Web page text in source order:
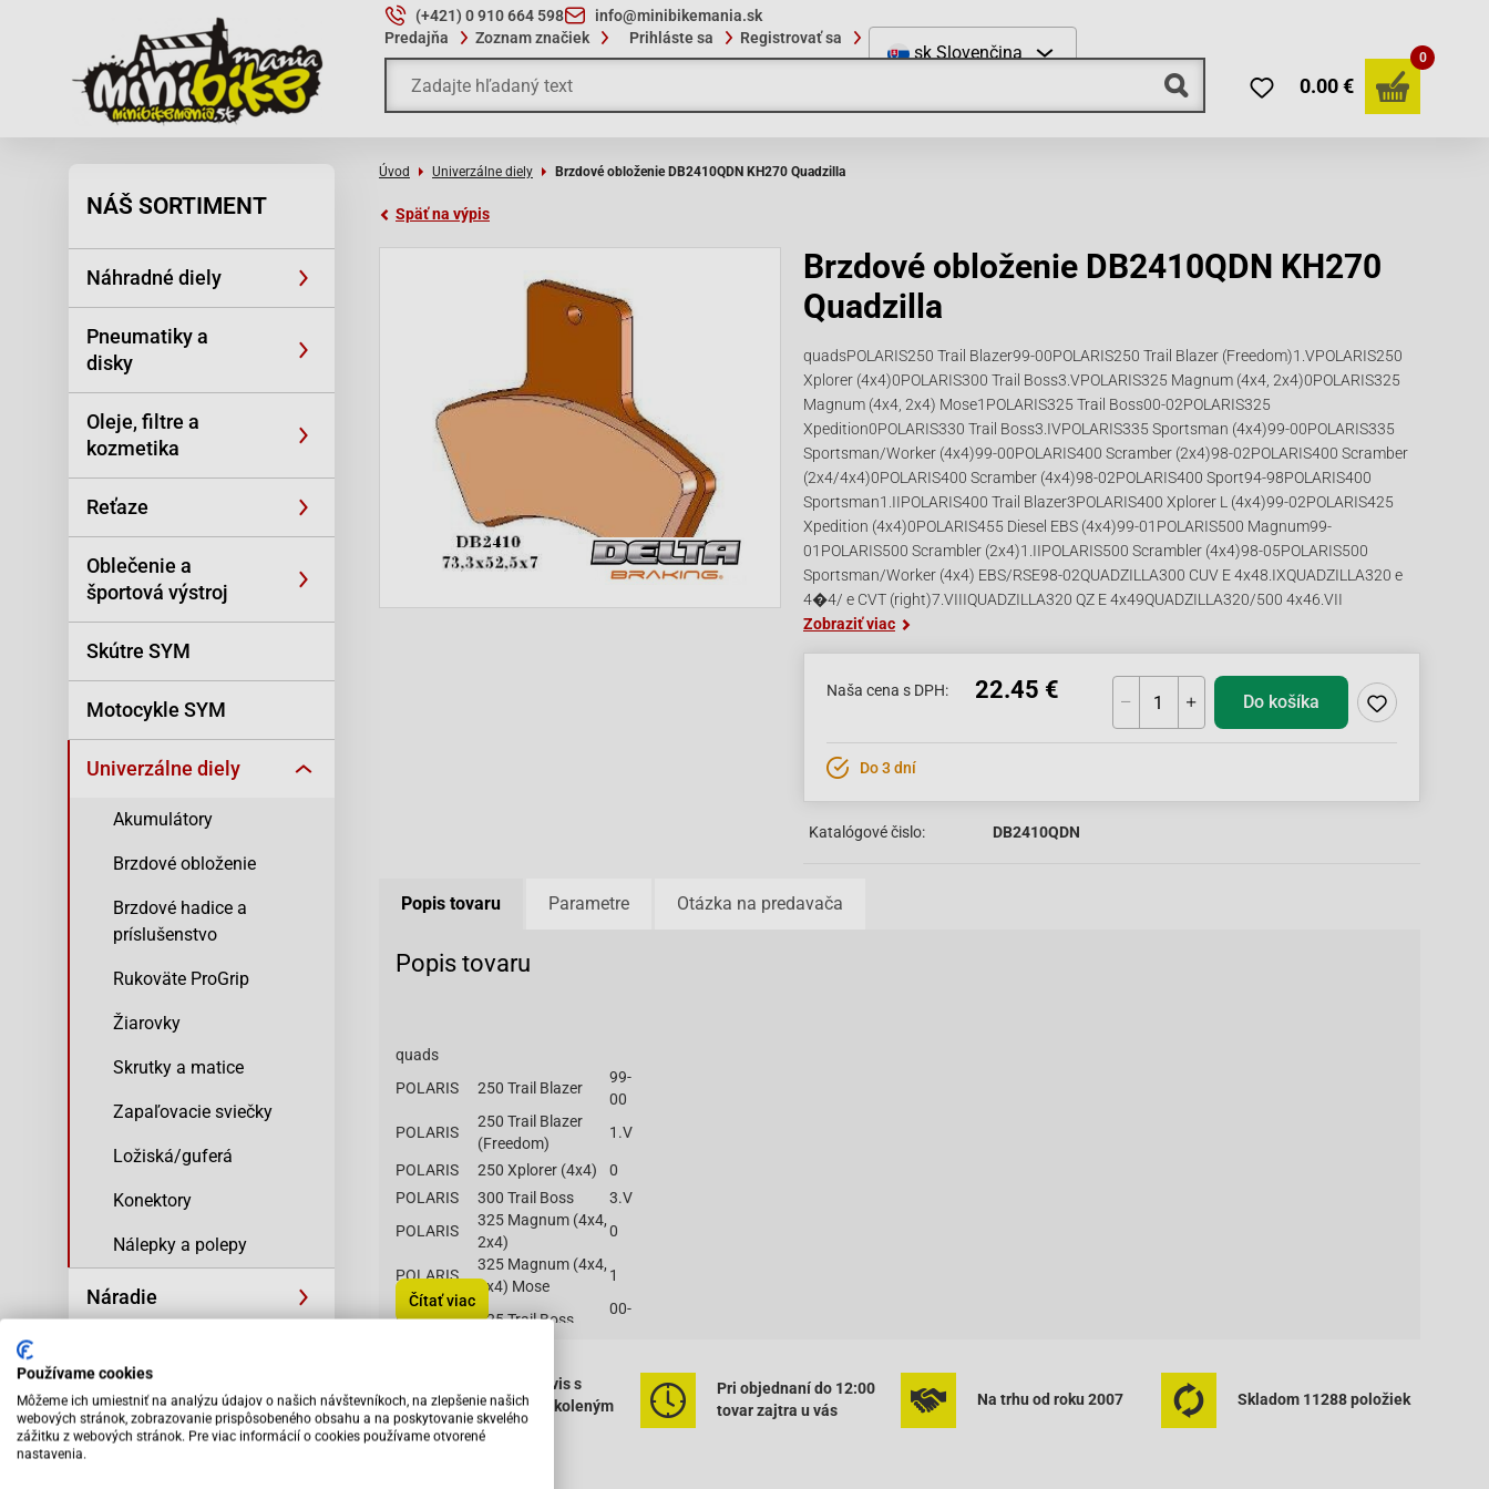
(+421) 0 910 664 598
info@minibikemania.sk
Predajňa
Zoznam značiek Prihláste sa Registrovať sa
sk Slovenčina
0.00 €
0
NÁŠ SORTIMENT
Náhradné diely
Pneumatiky a
disky
Oleje, filtre a
kozmetika
Reťaze
Oblečenie a
športová výstroj
Skútre SYM
Motocykle SYM
Univerzálne diely
Akumulátory
Brzdové obloženie
Brzdové hadice a
príslušenstvo
Rukoväte ProGrip
Žiarovky
Skrutky a matice
Zapaľovacie sviečky
Ložiská/guferá
Konektory
Nálepky a polepy
Náradie
Výpredaj
Úvod Univerzálne diely Brzdové obloženie DB2410QDN KH270 Quadzilla
Späť na výpis
Brzdové obloženie DB2410QDN KH270
Quadzilla
quadsPOLARIS250 Trail Blazer99-00POLARIS250 Trail Blazer (Freedom)1.VPOLARIS250
Xplorer (4x4)0POLARIS300 Trail Boss3.VPOLARIS325 Magnum (4x4, 2x4)0POLARIS325
Magnum (4x4, 2x4) Mose1POLARIS325 Trail Boss00-02POLARIS325
Xpedition0POLARIS330 Trail Boss3.IVPOLARIS335 Sportsman (4x4)99-00POLARIS335
Sportsman/Worker (4x4)99-00POLARIS400 Scramber (2x4)98-02POLARIS400 Scramber
(2x4/4x4)0POLARIS400 Scramber (4x4)98-02POLARIS400 Sport94-98POLARIS400
Sportsman1.IIPOLARIS400 Trail Blazer3POLARIS400 Xplorer L (4x4)99-02POLARIS425
Xpedition (4x4)0POLARIS455 Diesel EBS (4x4)99-01POLARIS500 Magnum99-
01POLARIS500 Scrambler (2x4)1.IIPOLARIS500 Scrambler (4x4)98-05POLARIS500
Sportsman/Worker (4x4) EBS/RSE98-02QUADZILLA300 CUV E 4x48.IXQUADZILLA320 e
4�4/ e CVT (right)7.VIIIQUADZILLA320 QZ E 4x49QUADZILLA320/500 4x46.VII
Zobraziť viac
Naša cena s DPH: 22.45 € Do košíka
Do 3 dní
Katalógové čislo: DB2410QDN
Popis tovaru Parametre Otázka na predavača
Popis tovaru
quads
POLARIS
250 Trail Blazer
99-
00
POLARIS
250 Trail Blazer
(Freedom)
1.V
POLARIS 250 Xplorer (4x4)
0
POLARIS
300 Trail Boss
3.V
POLARIS
325 Magnum (4x4,
2x4)
0
POLARIS
325 Magnum (4x4,
2x4) Mose
1
POLARIS 325 Trail Boss
00-
330 Trail Boss
POLARIS
335 Sportsman
(4x4)
335
Čítať viac
Vybavený servis s
odborným vyškoleným
personálom
Pri objednaní do 12:00
tovar zajtra u vás
Na trhu od roku 2007 Skladom 11288 položiek
Používame cookies
Môžeme ich umiestniť na analýzu údajov o našich návštevníkoch, na zlepšenie našich
webových stránok, zobrazovanie prispôsobeného obsahu a na poskytovanie skvelého
zážitku z webových stránok. Pre viac informácií o cookies používame otvorené
nastavenia.